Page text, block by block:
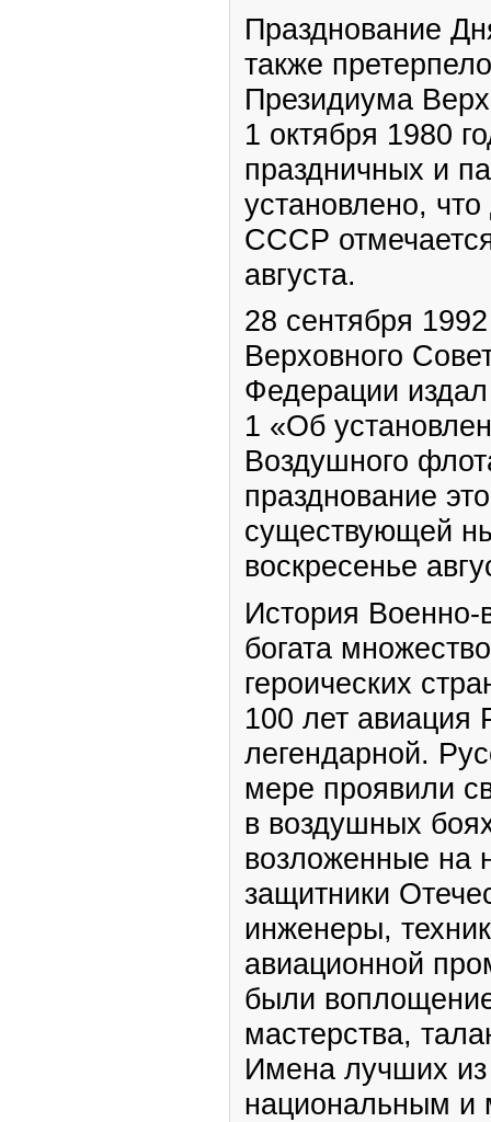
Празднование
также
Президиума
1 октября 1980
праздничных и
установлено,
СССР
августа.
28 сентября
Верховного
Федерации
1 «Об
Воздушного
празднование
существующей
воскресенье
История
богата
героических
100 лет авиация
легендарной.
мере проявили
в воздушных
возложенные на
защитники
инженеры,
авиационной
были
мастерства,
Имена лучших из
национальным и